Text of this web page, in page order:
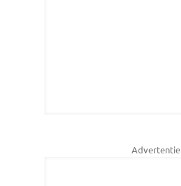
Advertentie